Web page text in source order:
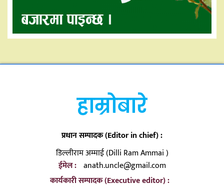
हाम्रोबारे
प्रधान सम्पादक (Editor in chief) :
डिल्लीराम अम्माई (Dilli Ram Ammai )
ईमेल : anath.uncle@gmail.com
कार्यकारी सम्पादक (Executive editor) :